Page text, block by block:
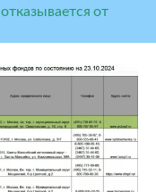
отказывается от